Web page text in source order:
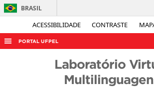
ACESSIBILIDADE CONTRASTE
BRASIL
Acesso
PORTAL UFPEL
Laboratório